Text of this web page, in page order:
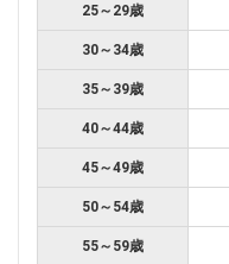
25～29歳
30～34歳
35～39歳
40～44歳
45～49歳
50～54歳
55～59歳